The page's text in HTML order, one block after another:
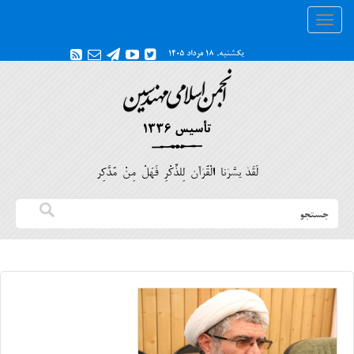
Toggle
یکشنبه, ۱۸ مرداد ۱۴۰۵
لَقَدْ يَسَّرْنَا الْقُرْآنَ لِلذِّكْرِ فَهَلْ مِنْ مُدَّكِر